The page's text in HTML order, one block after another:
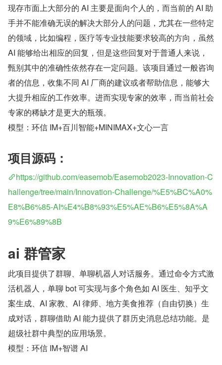
现存市面上大部分的 AI 主要是面向个人的，而当前的 AI 助
手并不能准确无误的解决大部分人的问题，尤其在一些特定
的领域，比如编程，医疗等专业技能要求较高的方向，虽然
AI 能够给出相应的回复，但是这些回复对于普通人来说，
甄别其中的准确性依然存在一定问题。该项目通过一般咨询
者的信息，收集不同 AI 厂商的建议或者帮助信息，能够大
大提升相应的工作效率。进而实现专家的效率，而当前社会
专家的稀缺才是更大的瓶颈。
模型：环信 IM+百川智能+MINIMAX+文心一言
项目源码：
https://github.com/easemob/Easemob2023-Innovation-C
hallenge/tree/main/Innovation-Challenge/%E5%BC%A0%
E8%B6%85-AI%E4%B8%93%E5%AE%B6%E5%8A%A
9%E6%89%8B
​ai 群管家
此项目提供了群聊、单聊机器人对话服务。通过命令方式激
活机器人，单聊 bot 可实现与多个角色如 AI 医生、知乎文
案生成、AI 家教、AI 律师、地方美食推荐（自由切换）生
成对话，群聊借助 AI 能力提供了群历史消息总结功能。是
超级社群中典型的应用场景。
模型：环信 IM+智谱 AI